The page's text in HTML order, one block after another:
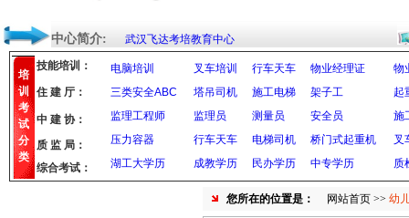
中心简介: 武汉飞达考培教育中心
培
训
考
试
分
类
技能培训： 电脑培训 叉车培训 行车天车 物业经理证
物
三类安全ABC
塔吊司机 施工电梯 架子工
起
监理工程师
监理员 测量员 安全员
施
压力容器
行车天车 电梯司机 桥门式起重机
叉
湖工大学历
成教学历 民办学历 中专学历 质
住 建 厅：
中 建 协：
质 监 局：
综合考试：
您所在的位置是： 网站首页 >> 幼